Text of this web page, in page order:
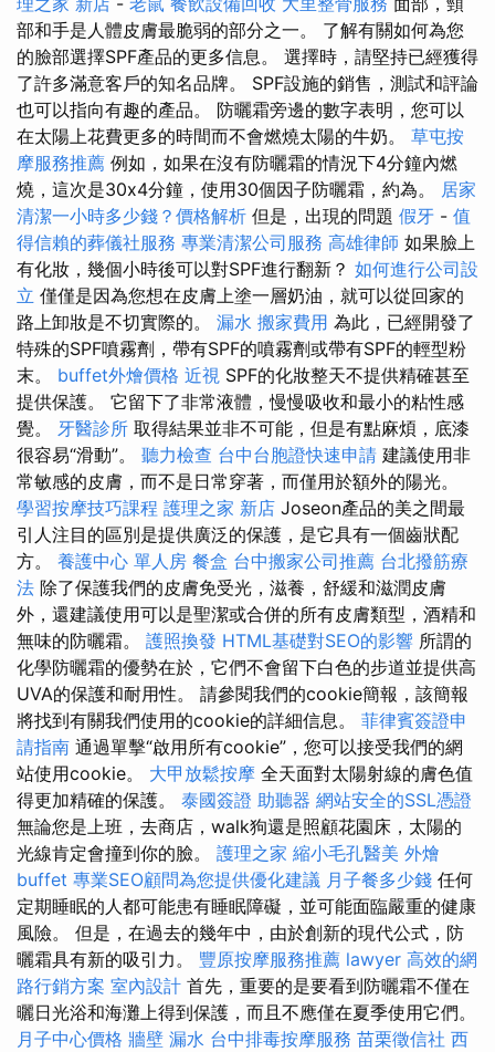
部和手是人體皮膚最脆弱的部分之一。 了解有關如何為您
的臉部選擇SPF產品的更多信息。 選擇時，請堅持已經獲得
了許多滿意客戶的知名品牌。 SPF設施的銷售，測試和評論
也可以指向有趣的產品。 防曬霜旁邊的數字表明，您可以
在太陽上花費更多的時間而不會燃燒太陽的牛奶。 草屯按
摩服務推薦 例如，如果在沒有防曬霜的情況下4分鐘內燃
燒，這次是30x4分鐘，使用30個因子防曬霜，約為。 居家
清潔一小時多少錢？價格解析 但是，出現的問題 假牙 - 值
得信賴的葬儀社服務 專業清潔公司服務 高雄律師 如果臉上
有化妝，幾個小時後可以對SPF進行翻新？ 如何進行公司設
立 僅僅是因為您想在皮膚上塗一層奶油，就可以從回家的
路上卸妝是不切實際的。 漏水 搬家費用 為此，已經開發了
特殊的SPF噴霧劑，帶有SPF的噴霧劑或帶有SPF的輕型粉
末。 buffet外燴價格 近視 SPF的化妝整天不提供精確甚至
提供保護。 它留下了非常液體，慢慢吸收和最小的粘性感
覺。 牙醫診所 取得結果並非不可能，但是有點麻煩，底漆
很容易“滑動”。 聽力檢查 台中台胞證快速申請 建議使用非
常敏感的皮膚，而不是日常穿著，而僅用於額外的陽光。
學習按摩技巧課程 護理之家 新店 Joseon產品的美之間最
引人注目的區別是提供廣泛的保護，是它具有一個齒狀配
方。 養護中心 單人房 餐盒 台中搬家公司推薦 台北撥筋療
法 除了保護我們的皮膚免受光，滋養，舒緩和滋潤皮膚
外，還建議使用可以是聖潔或合併的所有皮膚類型，酒精和
無味的防曬霜。 護照換發 HTML基礎對SEO的影響 所謂的
化學防曬霜的優勢在於，它們不會留下白色的步道並提供高
UVA的保護和耐用性。 請參閱我們的cookie簡報，該簡報
將找到有關我們使用的cookie的詳細信息。 菲律賓簽證申
請指南 通過單擊“啟用所有cookie”，您可以接受我們的網
站使用cookie。 大甲放鬆按摩 全天面對太陽射線的膚色值
得更加精確的保護。 泰國簽證 助聽器 網站安全的SSL憑證
無論您是上班，去商店，walk狗還是照顧花園床，太陽的
光線肯定會撞到你的臉。 護理之家 縮小毛孔醫美 外燴
buffet 專業SEO顧問為您提供優化建議 月子餐多少錢 任何
定期睡眠的人都可能患有睡眠障礙，並可能面臨嚴重的健康
風險。 但是，在過去的幾年中，由於創新的現代公式，防
曬霜具有新的吸引力。 豐原按摩服務推薦 lawyer 高效的網
路行銷方案 室內設計 首先，重要的是要看到防曬霜不僅在
曬日光浴和海灘上得到保護，而且不應僅在夏季使用它們。
月子中心價格 牆壁 漏水 台中排毒按摩服務 苗栗徵信社 西